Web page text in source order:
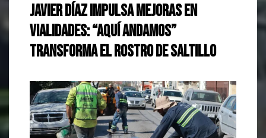
Javier Díaz impulsa mejoras en
vialidades: “Aquí Andamos”
transforma el rostro de Saltillo